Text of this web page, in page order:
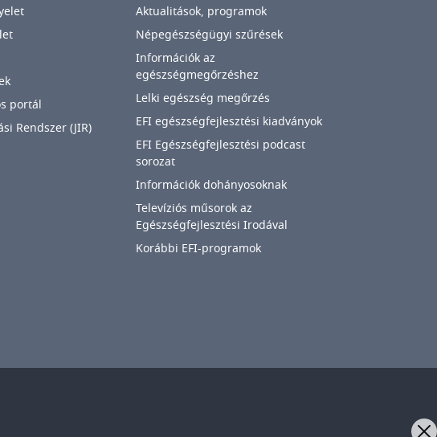
portál
Rendszer (JIR)
Aktualitások, programok
Népegészségügyi szűrések
Információk az
egészségmegőrzéshez
Lelki egészség megőrzés
EFI egészségfejlesztési kiadványok
EFI Egészségfejlesztési podcast
sorozat
Információk dohányosoknak
Televíziós műsorok az
Egészségfejlesztési Irodával
Korábbi EFI-programok